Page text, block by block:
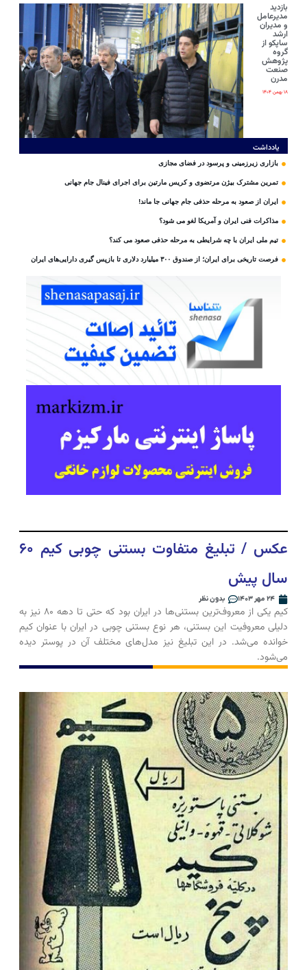
بازدید
مدیرعامل
و مدیران
ارشد
ساپکو از
گروه
پژوهش
صنعت
مدرن
۱۸ بهمن ۱۴۰۴
یادداشت
بازاری زیرزمینی و پرسود در فضای مجازی
تمرین مشترک بیژن مرتضوی و کریس مارتین برای اجرای فینال جام جهانی
ایران از صعود به مرحله حذفی جام جهانی جا ماند!
مذاکرات فنی ایران و آمریکا لغو می شود؟
تیم ملی ایران با چه شرایطی به مرحله حذفی صعود می کند؟
فرصت تاریخی برای ایران؛ از صندوق ۳۰۰ میلیارد دلاری تا بازپس گیری دارایی‌های ایران
عکس / تبلیغ متفاوت بستنی چوبی کیم ۶۰
سال پیش
۲۴ مهر ۱۴۰۳ بدون نظر
کیم یکی از معروف‌ترین بستنی‌ها در ایران بود که حتی تا دهه ۸۰ نیز به
دلیلی معروفیت این بستنی، هر نوع بستنی چوبی در ایران با عنوان کیم
خوانده می‌شد. در این تبلیغ نیز مدل‌های مختلف آن در پوستر دیده
می‌شود.